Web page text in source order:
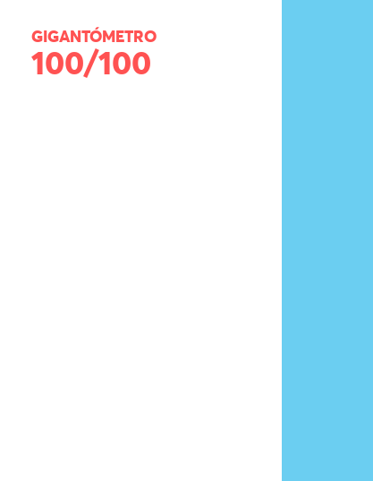
GIGANTÓMETRO
100/100